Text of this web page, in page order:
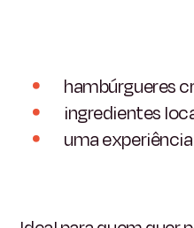
hambúrgueres
ingredientes
uma